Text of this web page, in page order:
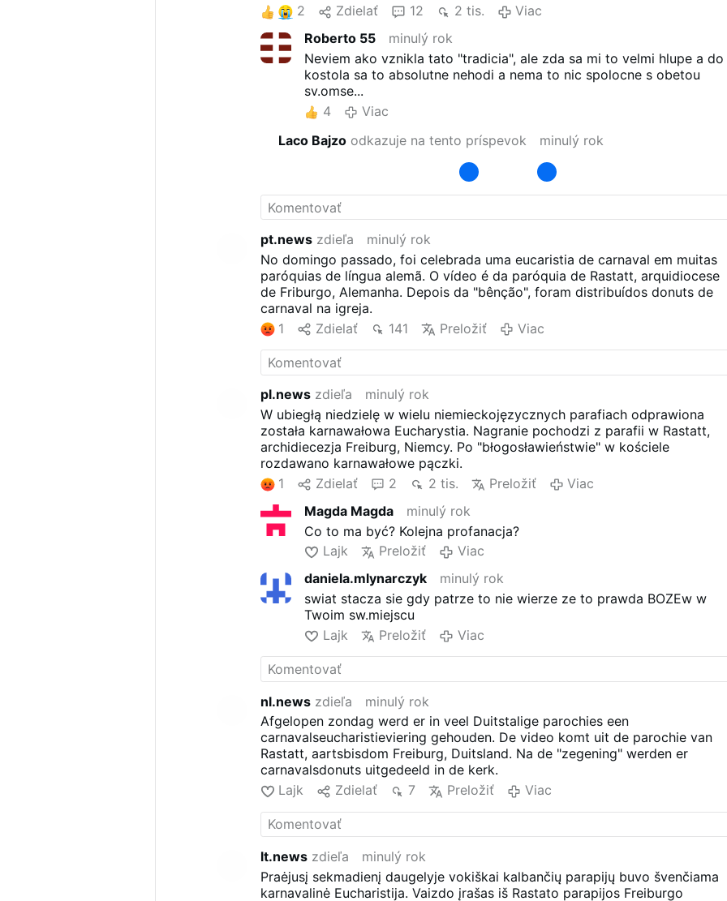
2
Zdielať 12 2 tis.
Viac
Roberto 55
minulý rok
Neviem ako vznikla tato "tradicia", ale zda sa mi to velmi hlupe a do
kostola sa to absolutne nehodi a nema to nic spolocne s obetou
sv.omse...
4
Viac
Laco Bajzo odkazuje na tento príspevok minulý rok
pt.news zdieľa
minulý rok
No domingo passado, foi celebrada uma eucaristia de carnaval em muitas
paróquias de língua alemã. O vídeo é da paróquia de Rastatt, arquidiocese
de Friburgo, Alemanha. Depois da "bênção", foram distribuídos donuts de
carnaval na igreja.
1
Zdielať 141 Preložiť Viac
pl.news zdieľa
minulý rok
W ubiegłą niedzielę w wielu niemieckojęzycznych parafiach odprawiona
została karnawałowa Eucharystia. Nagranie pochodzi z parafii w Rastatt,
archidiecezja Freiburg, Niemcy. Po "błogosławieństwie" w kościele
rozdawano karnawałowe pączki.
1
Zdielať 2 2 tis. Preložiť
Viac
Magda Magda
minulý rok
Co to ma być? Kolejna profanacja?
Lajk
Preložiť
Viac
daniela.mlynarczyk
minulý rok
swiat stacza sie gdy patrze to nie wierze ze to prawda BOZEw w
Twoim sw.miejscu
Lajk
Preložiť Viac
nl.news zdieľa
minulý rok
Afgelopen zondag werd er in veel Duitstalige parochies een
carnavalseucharistieviering gehouden. De video komt uit de parochie van
Rastatt, aartsbisdom Freiburg, Duitsland. Na de "zegening" werden er
carnavalsdonuts uitgedeeld in de kerk.
Lajk
Zdielať 7 Preložiť Viac
lt.news zdieľa
minulý rok
Praėjusį sekmadienį daugelyje vokiškai kalbančių parapijų buvo švenčiama
karnavalinė Eucharistija. Vaizdo įrašas iš Rastato parapijos Freiburgo